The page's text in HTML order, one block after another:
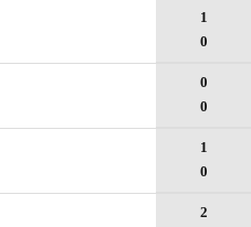
1
0
0
0
1
0
2